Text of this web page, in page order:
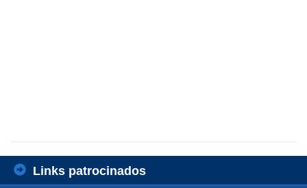
Links patrocinados